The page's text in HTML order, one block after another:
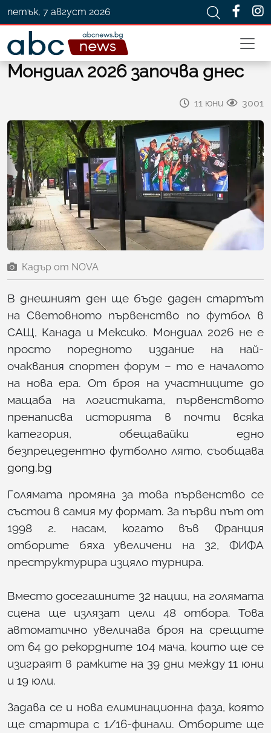
петък, 7 август 2026
Мондиал 2026 започва днес
11 юни 3001
Кадър от NOVA
В днешният ден ще бъде даден стартът
на Световното първенство по футбол в
САЩ, Канада и Мексико. Мондиал 2026 не е
просто поредното издание на най-
очаквания спортен форум – то е началото
на нова ера. От броя на участниците до
мащаба на логистиката, първенството
пренаписва историята в почти всяка
категория, обещавайки едно
безпрецедентно футболно лято, съобщава
gong.bg
Голямата промяна за това първенство се
състои в самия му формат. За първи път от
1998 г. насам, когато във Франция
отборите бяха увеличени на 32, ФИФА
преструктурира изцяло турнира.
Вместо досегашните 32 нации, на голямата
сцена ще излязат цели 48 отбора. Това
автоматично увеличава броя на срещите
от 64 до рекордните 104 мача, които ще се
изиграят в рамките на 39 дни между 11 юни
и 19 юли.
Задава се и нова елиминационна фаза, която
ще стартира с 1/16-финали. Отборите ще